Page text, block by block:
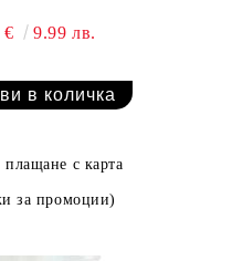
€ 9.99 лв.
с карта
за промоции)